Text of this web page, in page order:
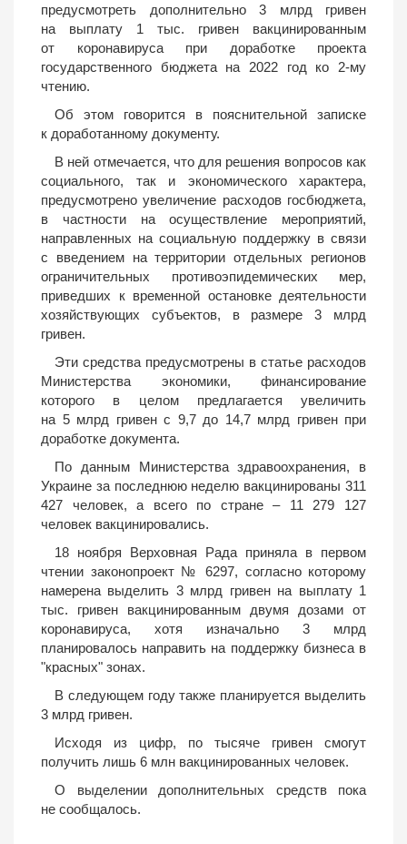
предусмотреть дополнительно 3 млрд гривен
на выплату 1 тыс. гривен вакцинированным
от коронавируса при доработке проекта
государственного бюджета на 2022 год ко 2-му
чтению.
Об этом говорится в пояснительной записке
к доработанному документу.
В ней отмечается, что для решения вопросов как
социального, так и экономического характера,
предусмотрено увеличение расходов госбюджета,
в частности на осуществление мероприятий,
направленных на социальную поддержку в связи
с введением на территории отдельных регионов
ограничительных противоэпидемических мер,
приведших к временной остановке деятельности
хозяйствующих субъектов, в размере 3 млрд
гривен.
Эти средства предусмотрены в статье расходов
Министерства экономики, финансирование
которого в целом предлагается увеличить
на 5 млрд гривен с 9,7 до 14,7 млрд гривен при
доработке документа.
По данным Министерства здравоохранения, в
Украине за последнюю неделю вакцинированы 311
427 человек, а всего по стране – 11 279 127
человек вакцинировались.
18 ноября Верховная Рада приняла в первом
чтении законопроект № 6297, согласно которому
намерена выделить 3 млрд гривен на выплату 1
тыс. гривен вакцинированным двумя дозами от
коронавируса, хотя изначально 3 млрд
планировалось направить на поддержку бизнеса в
"красных" зонах.
В следующем году также планируется выделить
3 млрд гривен.
Исходя из цифр, по тысяче гривен смогут
получить лишь 6 млн вакцинированных человек.
О выделении дополнительных средств пока
не сообщалось.